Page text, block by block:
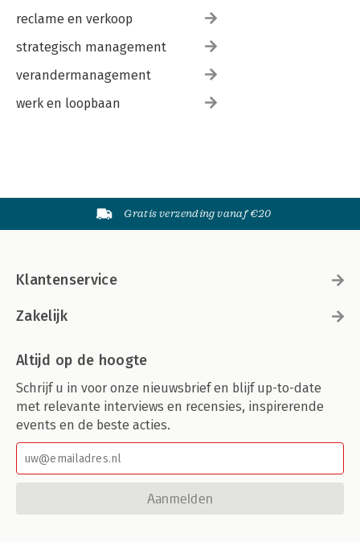
reclame en verkoop
strategisch management
verandermanagement
werk en loopbaan
Gratis verzending vanaf €20
Klantenservice
Zakelijk
Altijd op de hoogte
Schrijf u in voor onze nieuwsbrief en blijf up-to-date
met relevante interviews en recensies, inspirerende
events en de beste acties.
Aanmelden